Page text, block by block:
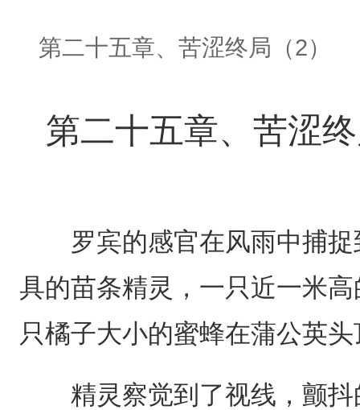
第二十五章、苦涩终局（2）
第二十五章、苦涩
罗宾的感官在风雨中捕捉
具的苗条精灵，一只近一米
只橘子大小的蜜蜂在蒲公英
精灵察觉到了视线，颤抖